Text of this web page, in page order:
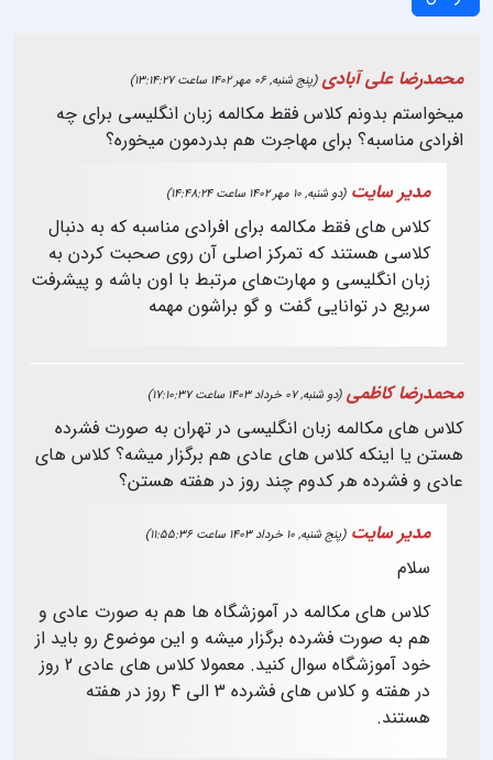
محمدرضا علی آبادی (پنج شنبه, 06 مهر 1402 ساعت 13:14:27)
میخواستم بدونم کلاس فقط مکالمه زبان انگلیسی برای چه
افرادی مناسبه؟ برای مهاجرت هم بدردمون میخوره؟
مدیر سایت (دو شنبه, 10 مهر 1402 ساعت 14:48:24)
کلاس های فقط مکالمه برای افرادی مناسبه که به دنبال
کلاسی هستند که تمرکز اصلی آن روی صحبت کردن به
زبان انگلیسی و مهارت‌های مرتبط با اون باشه و پیشرفت
سریع در توانایی گفت و گو براشون مهمه
محمدرضا کاظمی (دو شنبه, 07 خرداد 1403 ساعت 17:10:37)
کلاس های مکالمه زبان انگلیسی در تهران به صورت فشرده
هستن یا اینکه کلاس های عادی هم برگزار میشه؟ کلاس های
عادی و فشرده هر کدوم چند روز در هفته هستن؟
مدیر سایت (پنج شنبه, 10 خرداد 1403 ساعت 11:55:36)
سلام
کلاس های مکالمه در آموزشگاه ها هم به صورت عادی و
هم به صورت فشرده برگزار میشه و این موضوع رو باید از
خود آموزشگاه سوال کنید. معمولا کلاس های عادی 2 روز
در هفته و کلاس های فشرده 3 الی 4 روز در هفته
هستند.